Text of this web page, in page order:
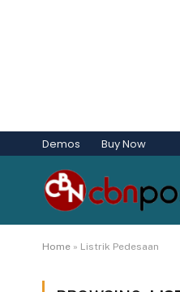
Demos Buy Now
Home » Listrik Pedesaan